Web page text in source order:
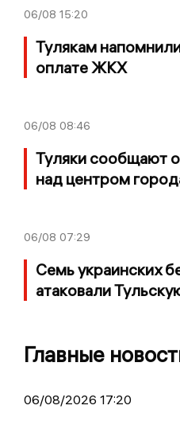
06/08 15:20
Тулякам
оплате ЖКХ
06/08 08:46
Туляки сообщают
над центром
06/08 07:29
Семь украинских
атаковали
Главные
06/08/2026 17:20